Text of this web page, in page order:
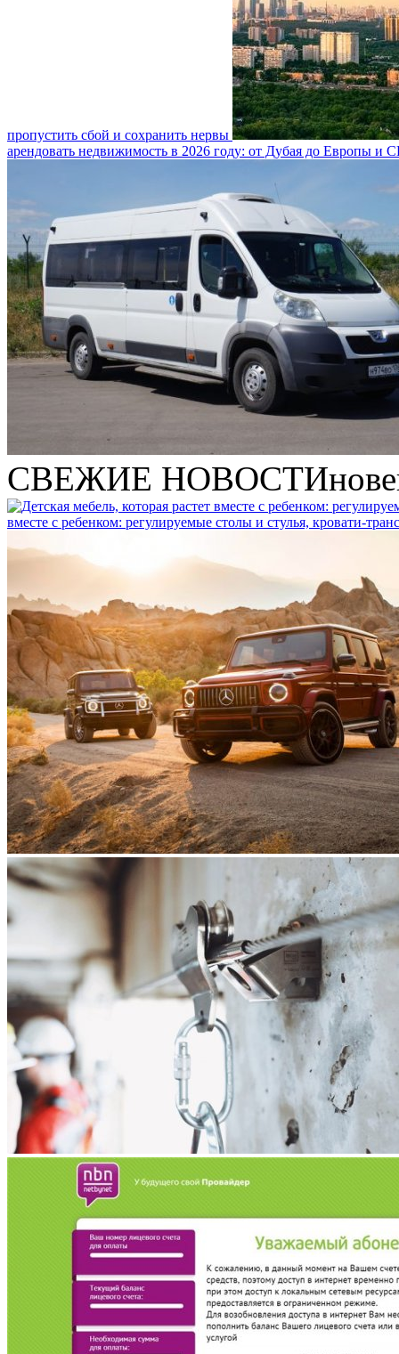
пропустить сбой и сохранить нервы
арендовать недвижимость в 2026 году: от Дубая до Европы и
СВЕЖИЕ НОВОСТИ
вместе с ребенком: регулируемые столы и стулья, кровати-